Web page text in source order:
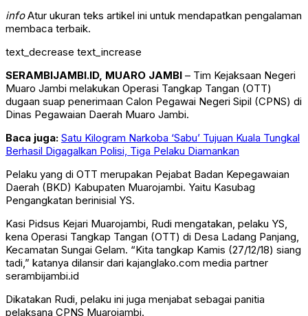
infoAtur ukuran teks artikel ini untuk mendapatkan pengalaman
membaca terbaik.
text_decrease text_increase
SERAMBIJAMBI.ID, MUARO JAMBI – Tim Kejaksaan Negeri
Muaro Jambi melakukan Operasi Tangkap Tangan (OTT)
dugaan suap penerimaan Calon Pegawai Negeri Sipil (CPNS) di
Dinas Pegawaian Daerah Muaro Jambi.
Baca juga: Satu Kilogram Narkoba ‘Sabu’ Tujuan Kuala Tungkal
Berhasil Digagalkan Polisi, Tiga Pelaku Diamankan
Pelaku yang di OTT merupakan Pejabat Badan Kepegawaian
Daerah (BKD) Kabupaten Muarojambi. Yaitu Kasubag
Pengangkatan berinisial YS.
Kasi Pidsus Kejari Muarojambi, Rudi mengatakan, pelaku YS,
kena Operasi Tangkap Tangan (OTT) di Desa Ladang Panjang,
Kecamatan Sungai Gelam. “Kita tangkap Kamis (27/12/18) siang
tadi,” katanya dilansir dari kajanglako.com media partner
serambijambi.id
Dikatakan Rudi, pelaku ini juga menjabat sebagai panitia
pelaksana CPNS Muarojambi.